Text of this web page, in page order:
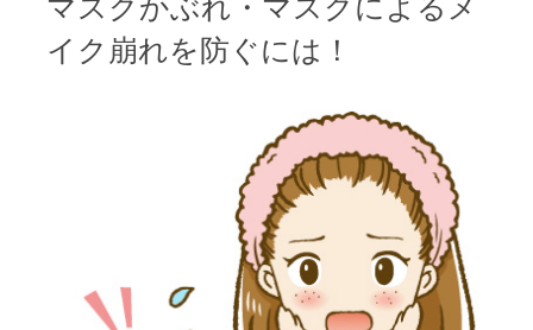
マスクかぶれ・マスクによるメ
イク崩れを防ぐには！